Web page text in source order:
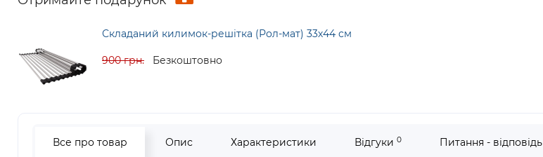
Складаний килимок-решітка (Рол-мат) 33х44 см
900 грн. Безкоштовно
Все про товар Опис Характеристики Відгуки 0 Питання - відповідь